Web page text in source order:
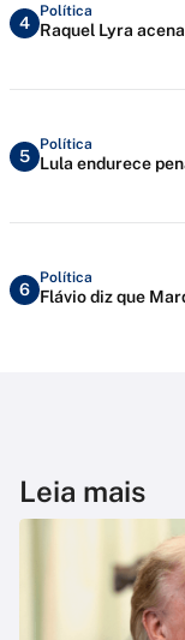
4
Política
Raquel Lyra
5
Política
Lula endurece
6
Política
Flávio diz que
Leia mais